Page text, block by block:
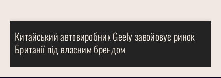
Китайський автовиробник Geely завойовує ринок
Британії під власним брендом